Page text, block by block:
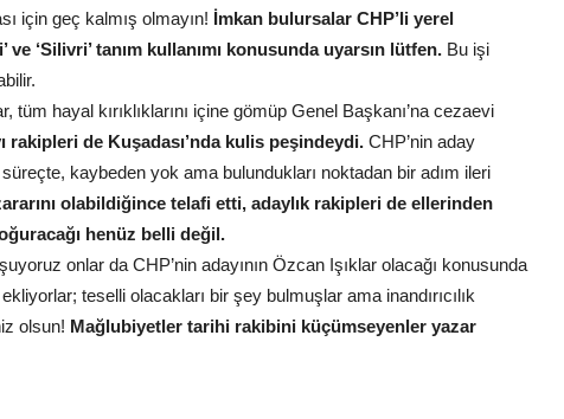
için geç kalmış olmayın! İmkan bulursalar CHP’li yerel
‘Silivri’ tanım kullanımı konusunda uyarsın lütfen. Bu işi
hayal kırıklıklarını içine gömüp Genel Başkanı’na cezaevi
rakipleri de Kuşadası’nda kulis peşindeydi. CHP’nin aday
kaybeden yok ama bulundukları noktadan bir adım ileri
olabildiğince telafi etti, adaylık rakipleri de ellerinden
henüz belli değil.
onlar da CHP’nin adayının Özcan Işıklar olacağı konusunda
teselli olacakları bir şey bulmuşlar ama inandırıcılık
olsun! Mağlubiyetler tarihi rakibini küçümseyenler yazar